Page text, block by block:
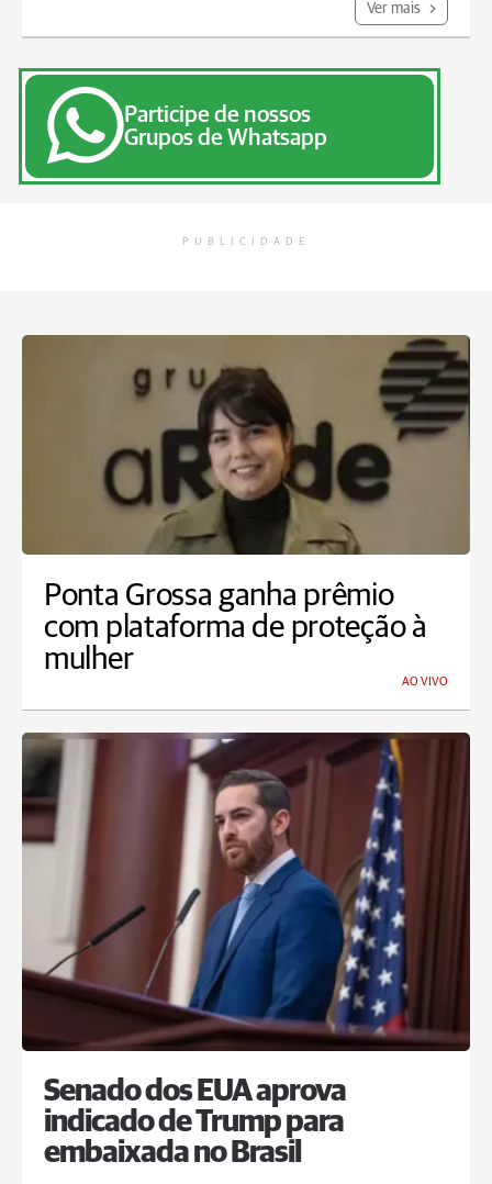
Ver mais
Participe de nossos
Grupos de Whatsapp
PUBLICIDADE
Ponta Grossa ganha prêmio
com plataforma de proteção à
mulher
AO VIVO
Senado dos EUA aprova
indicado de Trump para
embaixada no Brasil